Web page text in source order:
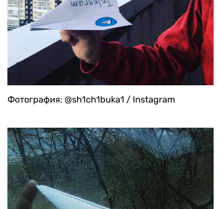
Фотография: @sh1ch1buka1 / Instagram